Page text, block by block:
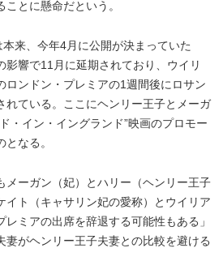
とに懸命だという。
来、今年4月に公開が決まっていた
影響で11月に延期されており、ウイリ
ロンドン・プレミアの1週間後にロサン
れている。ここにヘンリー王子とメーガ
・イン・イングランド”映画のプロモー
なる。
ーガン（妃）とハリー（ヘンリー王子
イト（キャサリン妃の愛称）とウイリア
レミアの出席を辞退する可能性もある」
妻がヘンリー王子夫妻との比較を避ける